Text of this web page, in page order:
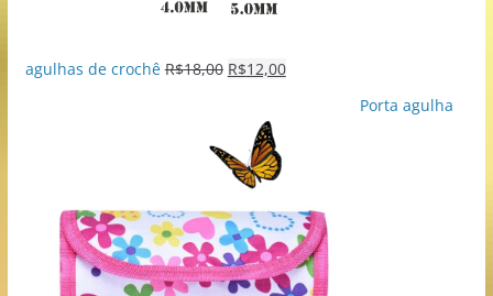
agulhas de crochê R$18,00 R$12,00
Porta agulha